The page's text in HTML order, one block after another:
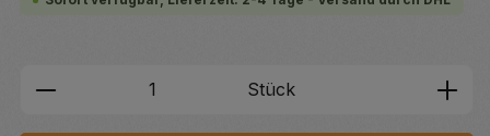
Produkt Anzahl: Gib den
Stück